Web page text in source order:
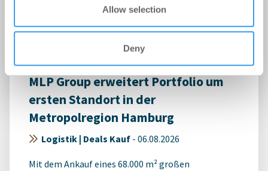
Allow selection
Deny
MLP Group erweitert Portfolio um
ersten Standort in der
Metropolregion Hamburg
Logistik | Deals Kauf - 06.08.2026
Mit dem Ankauf eines 68.000 m² großen